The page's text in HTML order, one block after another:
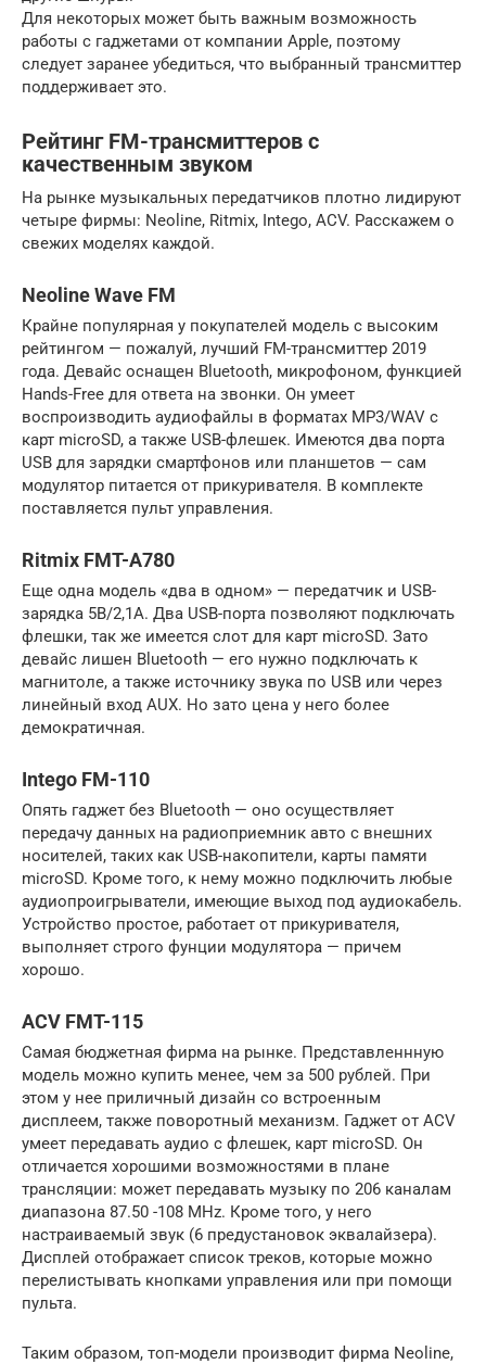
Для некоторых может быть важным возможность
работы с гаджетами от компании Apple, поэтому
следует заранее убедиться, что выбранный трансмиттер
поддерживает это.
Рейтинг FM-трансмиттеров с
качественным звуком
На рынке музыкальных передатчиков плотно лидируют
четыре фирмы: Neoline, Ritmix, Intego, ACV. Расскажем о
свежих моделях каждой.
Neoline Wave FM
Крайне популярная у покупателей модель с высоким
рейтингом — пожалуй, лучший FM-трансмиттер 2019
года. Девайс оснащен Bluetooth, микрофоном, функцией
Hands-Free для ответа на звонки. Он умеет
воспроизводить аудиофайлы в форматах MP3/WAV с
карт microSD, а также USB-флешек. Имеются два порта
USB для зарядки смартфонов или планшетов — сам
модулятор питается от прикуривателя. В комплекте
поставляется пульт управления.
Ritmix FMT-A780
Еще одна модель «два в одном» — передатчик и USB-
зарядка 5В/2,1А. Два USB-порта позволяют подключать
флешки, так же имеется слот для карт microSD. Зато
девайс лишен Bluetooth — его нужно подключать к
магнитоле, а также источнику звука по USB или через
линейный вход AUX. Но зато цена у него более
демократичная.
Intego FM-110
Опять гаджет без Bluetooth — оно осуществляет
передачу данных на радиоприемник авто с внешних
носителей, таких как USB-накопители, карты памяти
microSD. Кроме того, к нему можно подключить любые
аудиопроигрыватели, имеющие выход под аудиокабель.
Устройство простое, работает от прикуривателя,
выполняет строго фунции модулятора — причем
хорошо.
ACV FMT-115
Самая бюджетная фирма на рынке. Представленнную
модель можно купить менее, чем за 500 рублей. При
этом у нее приличный дизайн со встроенным
дисплеем, также поворотный механизм. Гаджет от ACV
умеет передавать аудио с флешек, карт microSD. Он
отличается хорошими возможностями в плане
трансляции: может передавать музыку по 206 каналам
диапазона 87.50 -108 MHz. Кроме того, у него
настраиваемый звук (6 предустановок эквалайзера).
Дисплей отображает список треков, которые можно
перелистывать кнопками управления или при помощи
пульта.
Таким образом, топ-модели производит фирма Neoline,